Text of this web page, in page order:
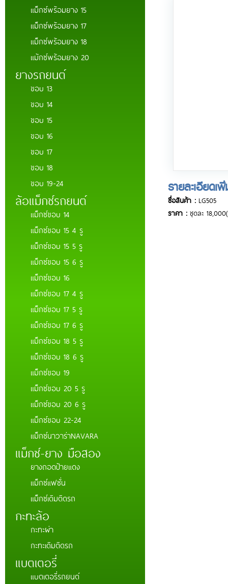
แม็กซ์พร้อมยาง 15
แม็กซ์พร้อมยาง 17
แม็กซ์พร้อมยาง 18
แม้กซ์พร้อมยาง 20
ยางรถยนต์
ขอบ 13
ขอบ 14
ขอบ 15
ขอบ 16
ขอบ 17
ขอบ 18
ขอบ 19-24
ล้อแม็กซ์รถยนต์
แม็กซ์ขอบ 14
แม็กซ์ขอบ 15 4 รู
แม็กซ์ขอบ 15 5 รู
แม็กซ์ขอบ 15 6 รู
แม็กซ์ขอบ 16
แม็กซ์ขอบ 17 4 รู
แม็กซ์ขอบ 17 5 รู
แม็กซ์ขอบ 17 6 รู
แม็กซ์ขอบ 18 5 รู
แม็กซ์ขอบ 18 6 รู
แม็กซ์ขอบ 19
แม็กซ์ขอบ 20 5 รู
แม็กซ์ขอบ 20 6 รู
แม็กซ์ขอบ 22-24
แม็กซ์นาวาร่าNAVARA
แม็กซ์-ยาง มือสอง
ยางถอดป้ายแดง
แม็กซ์แฟชั่น
แม็กซ์เดิมติดรถ
กะทะล้อ
กะทะผ่า
กะทะเดิมติดรถ
แบตเตอรี่่
แบตเตอรี่รถยนต์
รายละเอียดเ
ชื่อสินค้า : LG505
ราคา : ชุดละ